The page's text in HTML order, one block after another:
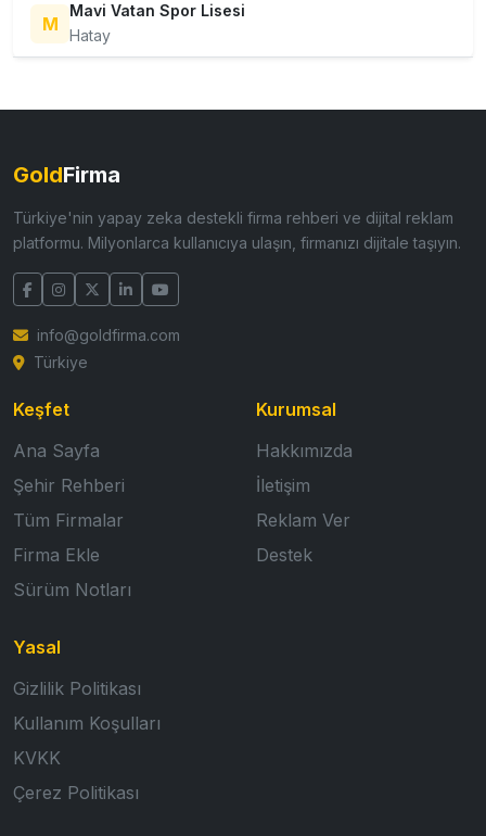
M
Mavi Vatan Spor Lisesi
Hatay
GoldFirma
Türkiye'nin yapay zeka destekli firma rehberi ve dijital reklam
platformu. Milyonlarca kullanıcıya ulaşın, firmanızı dijitale taşıyın.
info@goldfirma.com
Türkiye
Keşfet
Ana Sayfa
Şehir Rehberi
Tüm Firmalar
Firma Ekle
Sürüm Notları
Kurumsal
Hakkımızda
İletişim
Reklam Ver
Destek
Yasal
Gizlilik Politikası
Kullanım Koşulları
KVKK
Çerez Politikası